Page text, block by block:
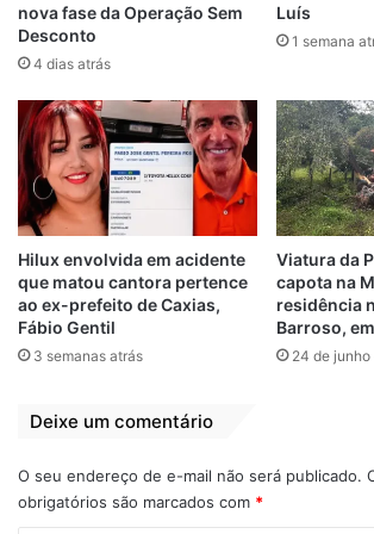
19 de agosto de 2022
Em "POLÍCIA"
sido
12 de maio
Governador ou
Corretor? Brandão
faz Lula investir
R$237 milhões na
ampliação de
avenida em São
Luís para beneficiar
poderoso corretor
de imóvel
28 de junho de 2024
Em "MARANHÃO"
São Luís
nova fase da Operação Sem
Desconto
4 dias atrás
Luís
1 semana
Hilux envolvida em acidente
que matou cantora pertence
ao ex-prefeito de Caxias,
Fábio Gentil
3 semanas atrás
Viatura da
capota na
residência
Barroso,
24 de
Deixe um comentário
O seu endereço de e-mail não será publicado.
obrigatórios são marcados com *